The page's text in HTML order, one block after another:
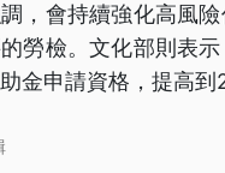
，會持續強化高風
勞檢。文化部則表
金申請資格，提高到